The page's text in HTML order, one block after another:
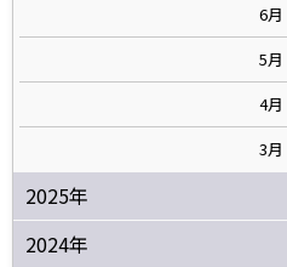
6月
5月
4月
3月
2025年
2024年